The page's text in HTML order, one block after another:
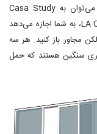
در بین مدل‌های متنوع دیوارهای شیشه‌ای کشویی می‌توان به Casa Study
House 2014 اشاره کرد. یک سیستم LA Contina OXX، به شما اجازه می‌دهد
مجاور باز کنید. هر سه
و به قدری سنگین هستند که حمل